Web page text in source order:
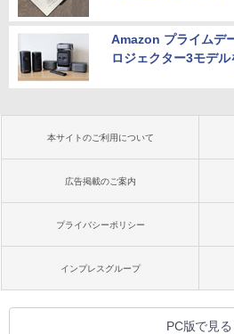
Amazon プライムデ
ロジェクター3モデ
本サイトのご利用について
広告掲載のご案内
プライバシーポリシー
インプレスグループ
PC版で見る